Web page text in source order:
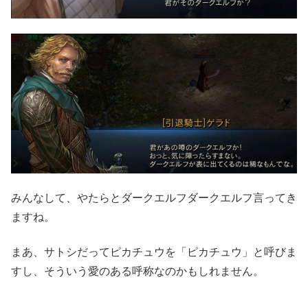
みんなして、やたらとダークエルフダークエルフ言ってき
ますね。
まあ、サトシだってピカチュウを「ピカチュウ」と呼びま
すし、そういう愛のある呼称なのかもしれません。